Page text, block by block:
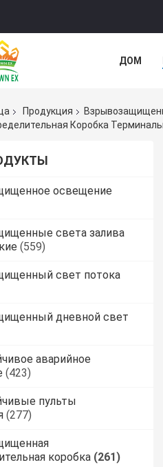
ДОМ
Продукция
Коробка
освещение
света залива
(559)
свет потока
дневной свет
аварийное
(423)
пульты
(277)
коробка (261)